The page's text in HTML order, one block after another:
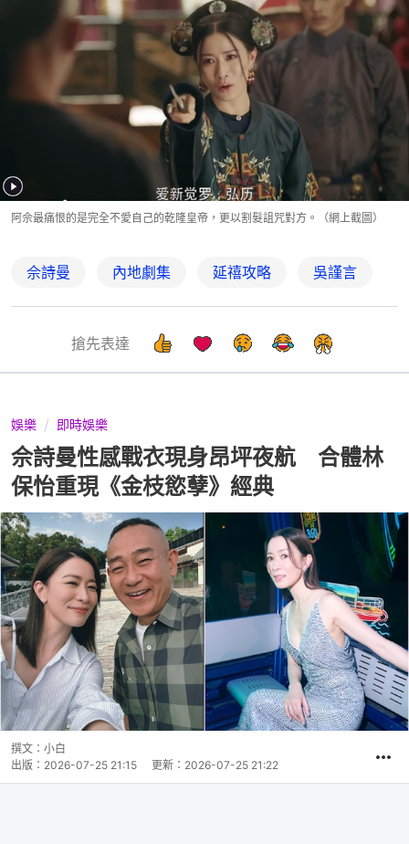
阿佘最痛恨的是完全不愛自己的乾隆皇帝，更以割髮詛咒對方。（網上截圖）
佘詩曼 內地劇集 延禧攻略 吳謹言
搶先表達
娛樂 即時娛樂
佘詩曼性感戰衣現身昂坪夜航 合體林
保怡重現《金枝慾孽》經典
撰文： 小白
出版： 2026-07-25 21:15 更新： 2026-07-25 21:22